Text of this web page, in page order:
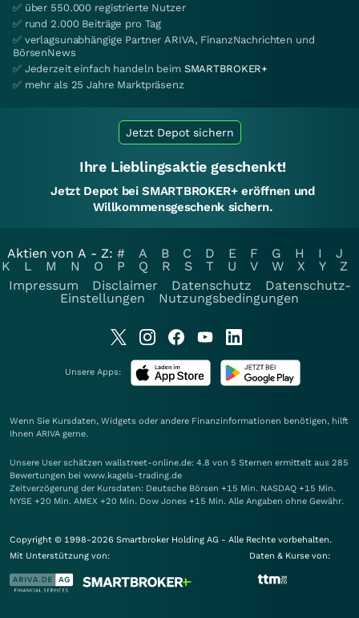
✅ über 550.000 registrierte Nutzer
✅ rund 2.000 Beiträge pro Tag
✅ verlagsunabhängige Partner ARIVA, FinanzNachrichten und
BörsenNews
✅ Jederzeit einfach handeln beim SMARTBROKER+
✅ mehr als 25 Jahre Marktpräsenz
Jetzt Depot sichern
Ihre Lieblingsaktie geschenkt!
Jetzt Depot bei SMARTBROKER+ eröffnen und
Willkommensgeschenk sichern.
Aktien von A - Z: # A B C D E F G H I
J
K
L M N O P Q R S T U V W X Y
Z
Impressum
Disclaimer Datenschutz
Datenschutz-
Einstellungen
Nutzungsbedingungen
Unsere Apps:
Wenn Sie Kursdaten, Widgets oder andere Finanzinformationen benötigen, hilft
Ihnen ARIVA gerne.
Unsere User schätzen wallstreet-online.de: 4.8 von 5 Sternen ermittelt aus 285
Bewertungen bei www.kagels-trading.de
Zeitverzögerung der Kursdaten: Deutsche Börsen +15 Min. NASDAQ +15 Min.
NYSE +20 Min. AMEX +20 Min. Dow Jones +15 Min. Alle Angaben ohne Gewähr.
Copyright © 1998-2026 Smartbroker Holding AG - Alle Rechte vorbehalten.
Mit Unterstützung von:
Daten & Kurse von: